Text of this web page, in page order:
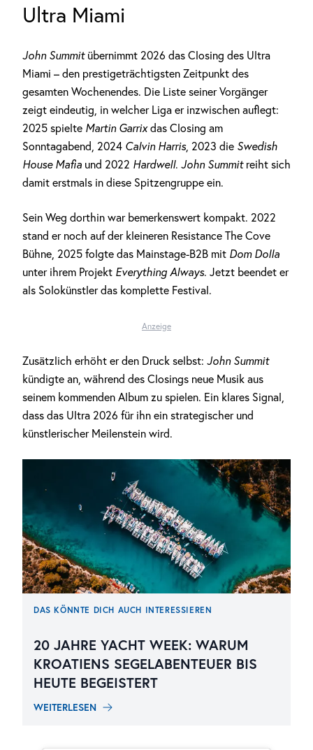
Ultra Miami
John Summitübernimmt 2026 das Closing des Ultra
Miami – den prestigeträchtigsten Zeitpunkt des
gesamten Wochenendes. Die Liste seiner Vorgänger
zeigt eindeutig, in welcher Liga er inzwischen auflegt:
2025 spielte Martin Garrixdas Closing am
Sonntagabend, 2024 Calvin Harris, 2023 die Swedish
House Mafia und 2022 Hardwell. John Summitreiht sich
damit erstmals in diese Spitzengruppe ein.
Sein Weg dorthin war bemerkenswert kompakt. 2022
stand er noch auf der kleineren Resistance The Cove
Bühne, 2025 folgte das Mainstage-B2B mit Dom Dolla
unter ihrem Projekt Everything Always. Jetzt beendet er
als Solokünstler das komplette Festival.
Anzeige
Zusätzlich erhöht er den Druck selbst: John Summit
kündigte an, während des Closings neue Musik aus
seinem kommenden Album zu spielen. Ein klares Signal,
dass das Ultra 2026 für ihn ein strategischer und
künstlerischer Meilenstein wird.
DAS KÖNNTE DICH AUCH INTERESSIEREN
20 JAHRE YACHT WEEK: WARUM
KROATIENS SEGELABENTEUER BIS
HEUTE BEGEISTERT
WEITERLESEN